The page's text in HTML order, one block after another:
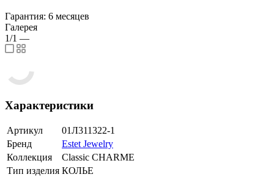
Гарантия: 6 месяцев
Галерея
1/1 —
Характеристики
Артикул
01Л311322-1
Бренд
Estet Jewelry
Коллекция
Classic CHARME
Тип изделия КОЛЬЕ